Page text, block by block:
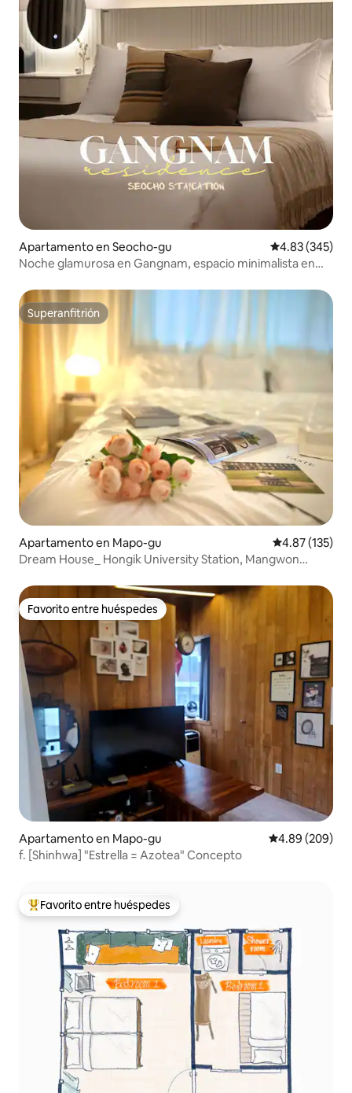
Apartamento en Seocho-gu Calificación
4.83 (345)
Noche glamurosa en Gangnam, espacio minimalista en
Superanfitrión
Superanfitrión
Apartamento en Mapo-gu Calificación
4.87 (135)
Dream House_ Hongik University Station, Mangwon
queen, Registro de entrada temprano
Favorito entre huéspedes
Favorito entre huéspedes
Apartamento en Mapo-gu Calificación
4.89 (209)
f. [Shinhwa] "Estrella = Azotea" Concepto
Favorito entre huéspedes preferido
Favorito entre huéspedes